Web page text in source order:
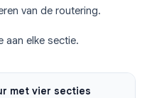
van de routering.
aan elke sectie.
met vier secties